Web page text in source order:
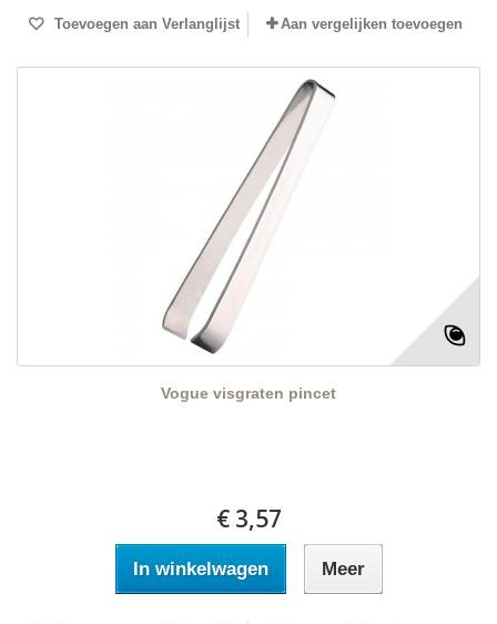
Toevoegen aan Verlanglijst Aan vergelijken toevoegen
Vogue visgraten pincet
€ 3,57
In winkelwagen Meer